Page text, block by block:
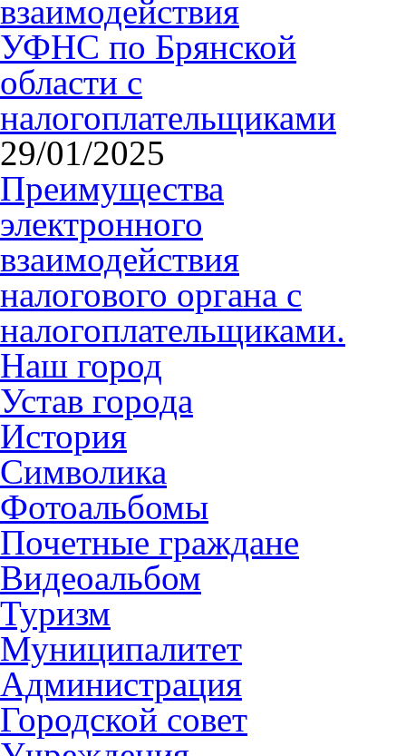
взаимодействия
УФНС по Брянской
области с
налогоплательщиками
29/01/2025
Преимущества
электронного
взаимодействия
налогового органа с
налогоплательщиками.
Наш город
Устав города
История
Символика
Фотоальбомы
Почетные граждане
Видеоальбом
Туризм
Муниципалитет
Администрация
Городской совет